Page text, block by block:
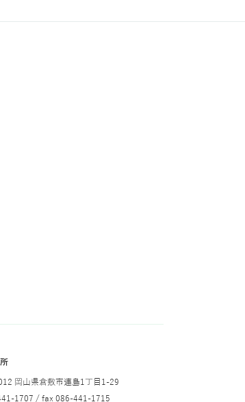
岡山県倉敷市連島1丁目1-29
1707 / fax 086-441-1715